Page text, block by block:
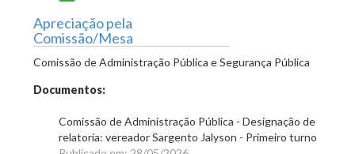
Apreciação pela
Comissão/Mesa
Comissão de Administração Pública e Segurança Pública
Documentos:
Comissão de Administração Pública - Designação de
relatoria: vereador Sargento Jalyson - Primeiro turno